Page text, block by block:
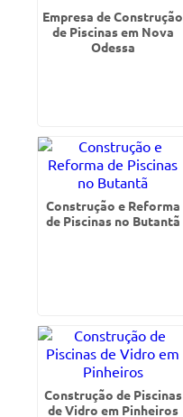
Empresa de Construção
de Piscinas em Nova
Odessa
Construção e Reforma
de Piscinas no Butantã
Construção de Piscinas
de Vidro em Pinheiros